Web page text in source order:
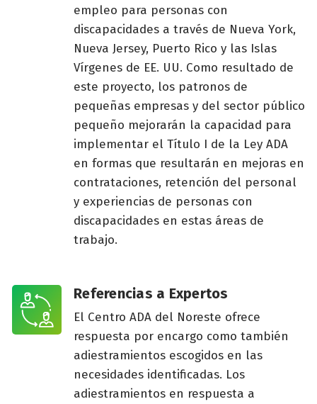
empleo para personas con
discapacidades a través de Nueva York,
Nueva Jersey, Puerto Rico y las Islas
Vírgenes de EE. UU. Como resultado de
este proyecto, los patronos de
pequeñas empresas y del sector público
pequeño mejorarán la capacidad para
implementar el Título I de la Ley ADA
en formas que resultarán en mejoras en
contrataciones, retención del personal
y experiencias de personas con
discapacidades en estas áreas de
trabajo.
Referencias a Expertos
El Centro ADA del Noreste ofrece
respuesta por encargo como también
adiestramientos escogidos en las
necesidades identificadas. Los
adiestramientos en respuesta a